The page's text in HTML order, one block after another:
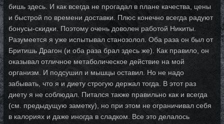
бишь здесь. И как всегда не прогадал в плане качества, цены
и быстрой по времени доставки. Плюс конечно всегда радуют
бонусы-скидки. Поэтому очень доволен работой Никиты.
Разумеется я уже испытывал станозолол. Оба раза он был от
Бритишь Драгон (и оба раза брал здесь же). Как правило, он
оказывал отличное метаболическое действие на мой
организм. И подсушил и мышцы оставил. Но не надо
забывать, что я и диету строгую держал тогда. В этот раз
диету я не соблюдал. Питался также правильно как и всегда
(см. предыдущую заметку), но при этом не ограничивал себя
в калориях и даже иногда в сладком. Все это делалось